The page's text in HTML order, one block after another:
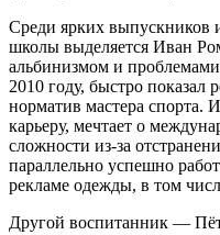
Среди ярких выпускников
школы выделяется Иван
альбинизмом и
2010 году, быстро показал
норматив мастера спорта.
карьеру, мечтает о
сложности из-за
параллельно успешно
рекламе одежды, в том
Другой воспитанник —